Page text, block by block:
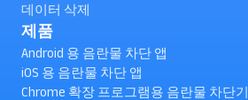
데이터 삭제
제품
Android 용 음란물 차단 앱
iOS 용 음란물 차단 앱
Chrome 확장 프로그램용 음란물 차단기